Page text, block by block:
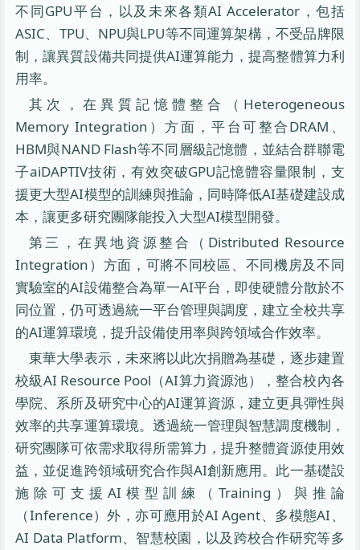
不同GPU平台，以及未來各類AI Accelerator，包括
ASIC、TPU、NPU與LPU等不同運算架構，不受品牌限
制，讓異質設備共同提供AI運算能力，提高整體算力利
用率。
其次，在異質記憶體整合（Heterogeneous
Memory Integration）方面，平台可整合DRAM、
HBM與NAND Flash等不同層級記憶體，並結合群聯電
子aiDAPTIV技術，有效突破GPU記憶體容量限制，支
援更大型AI模型的訓練與推論，同時降低AI基礎建設成
本，讓更多研究團隊能投入大型AI模型開發。
第三，在異地資源整合（Distributed Resource
Integration）方面，可將不同校區、不同機房及不同
實驗室的AI設備整合為單一AI平台，即使硬體分散於不
同位置，仍可透過統一平台管理與調度，建立全校共享
的AI運算環境，提升設備使用率與跨領域合作效率。
東華大學表示，未來將以此次捐贈為基礎，逐步建置
校級AI Resource Pool（AI算力資源池），整合校內各
學院、系所及研究中心的AI運算資源，建立更具彈性與
效率的共享運算環境。透過統一管理與智慧調度機制，
研究團隊可依需求取得所需算力，提升整體資源使用效
益，並促進跨領域研究合作與AI創新應用。此一基礎設
施除可支援AI模型訓練（Training）與推論
（Inference）外，亦可應用於AI Agent、多模態AI、
AI Data Platform、智慧校園，以及跨校合作研究等多